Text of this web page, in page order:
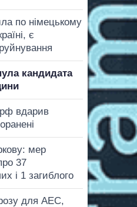
по німецькому
є
кандидата
рф вдарив
мер
37
і 1 загиблого
для АЕС,